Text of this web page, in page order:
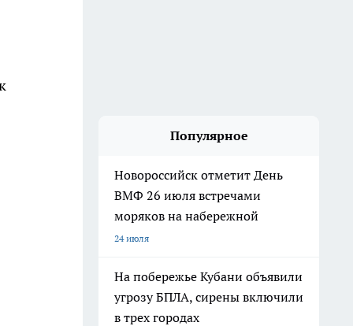
Популярное
Новороссийск отметит День
ВМФ 26 июля встречами
моряков на набережной
24 июля
На побережье Кубани объявили
угрозу БПЛА, сирены включили
в трех городах